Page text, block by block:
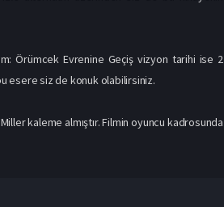
Örümcek Evrenine Geçiş vizyon tarihi ise 2
esere siz de konuk olabilirsiniz.
kaleme almıştır. Filmin oyuncu kadrosunda